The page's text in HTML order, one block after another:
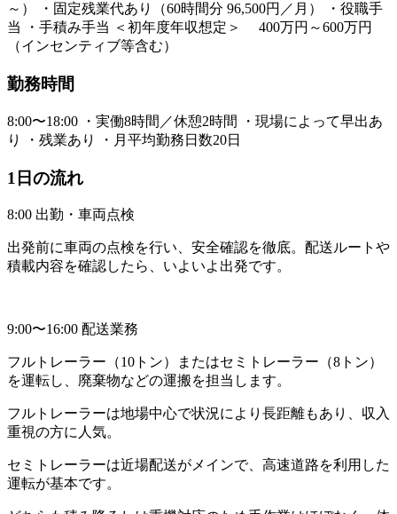
～） ・固定残業代あり（60時間分 96,500円／月） ・役職手
当 ・手積み手当 ＜初年度年収想定＞ 400万円～600万円
（インセンティブ等含む）
勤務時間
8:00〜18:00 ・実働8時間／休憩2時間 ・現場によって早出あ
り ・残業あり ・月平均勤務日数20日
1日の流れ
8:00 出勤・車両点検
出発前に車両の点検を行い、安全確認を徹底。配送ルートや
積載内容を確認したら、いよいよ出発です。
9:00〜16:00 配送業務
フルトレーラー（10トン）またはセミトレーラー（8トン）
を運転し、廃棄物などの運搬を担当します。
フルトレーラーは地場中心で状況により長距離もあり、収入
重視の方に人気。
セミトレーラーは近場配送がメインで、高速道路を利用した
運転が基本です。